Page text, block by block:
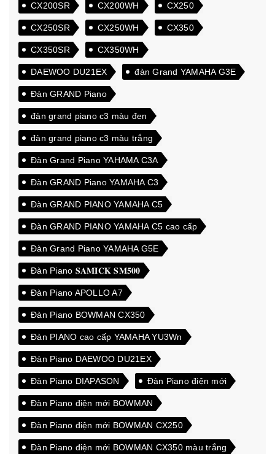
CX200SR CX200WH CX250
CX250SR CX250WH CX350
CX350SR CX350WH
DAEWOO DU21EX đàn Grand YAMAHA G3E
Đàn GRAND Piano
đàn grand piano c3 màu đen
đàn grand piano c3 màu trắng
Đàn Grand Piano YAHAMA C3A
Đàn GRAND Piano YAMAHA C3
Đàn GRAND PIANO YAMAHA C5
Đàn GRAND PIANO YAMAHA C5 cao cấp
Đàn Grand Piano YAMAHA G5E
Đàn Piano 𝐒𝐀𝐌𝐈𝐂𝐊 𝐒𝐌𝟓𝟎𝟎
Đàn Piano APOLLO A7
Đàn Piano BOWMAN CX350
Đàn PIANO cao cấp YAMAHA YU3Wn
Đàn Piano DAEWOO DU21EX
Đàn Piano DIAPASON Đàn Piano điện mới
Đàn Piano điện mới BOWMAN
Đàn Piano điện mới BOWMAN CX250
Đàn Piano điện mới BOWMAN CX350 màu trắng